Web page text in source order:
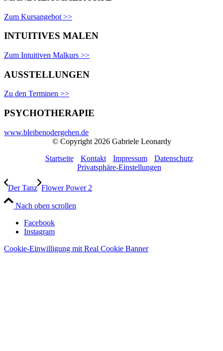
Zum Kursangebot >>
INTUITIVES MALEN
Zum Intuitiven Malkurs >>
AUSSTELLUNGEN
Zu den Terminen >>
PSYCHOTHERAPIE
www.bleibenodergehen.de
© Copyright 2026 Gabriele Leonardy
Startseite
Kontakt Impressum
Datenschutz
Privatsphäre-Einstellungen
Der Tanz Flower Power 2
Nach oben scrollen
Facebook
Instagram
Cookie-Einwilligung mit Real Cookie Banner